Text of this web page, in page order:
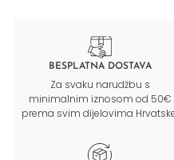
BESPLATNA DOSTAVA
Za svaku narudžbu s
minimalnim iznosom od 50€
prema svim dijelovima